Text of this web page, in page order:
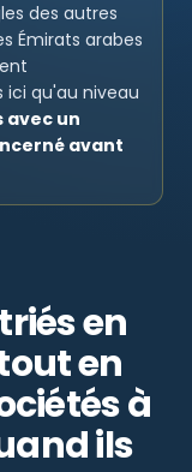
des autres
Émirats arabes
qu'au niveau
avec un
avant
en
en
à
ils